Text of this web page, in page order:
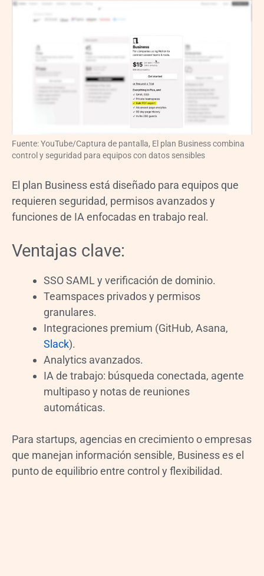
Fuente: YouTube/Captura de pantalla, El plan Business combina
control y seguridad para equipos con datos sensibles
El plan Business está diseñado para equipos que
requieren seguridad, permisos avanzados y
funciones de IA enfocadas en trabajo real.
Ventajas clave:
SSO SAML y verificación de dominio.
Teamspaces privados y permisos
granulares.
Integraciones premium (GitHub, Asana,
Slack).
Analytics avanzados.
IA de trabajo: búsqueda conectada, agente
multipaso y notas de reuniones
automáticas.
Para startups, agencias en crecimiento o empresas
que manejan información sensible, Business es el
punto de equilibrio entre control y flexibilidad.